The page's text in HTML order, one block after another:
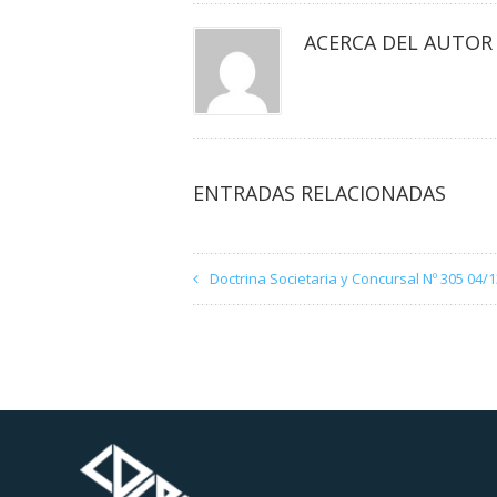
ACERCA DEL AUTOR
ENTRADAS RELACIONADAS
Doctrina Societaria y Concursal Nº 305 04/